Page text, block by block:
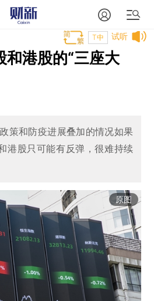
试听
T中
和港股的“三座大
策和防疫进展叠加的情况如果
港股只可能有反弹，很难持续
原图